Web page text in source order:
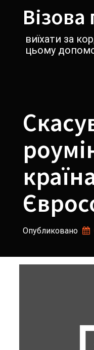
содержимомуВізова
виїхати за
цьому
Опубликовано